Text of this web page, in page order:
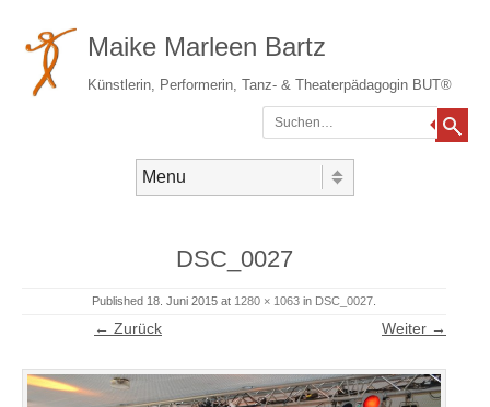
Maike Marleen Bartz
Künstlerin, Performerin, Tanz- & Theaterpädagogin BUT®
Suchen
DSC_0027
Published 18. Juni 2015 at 1280 × 1063 in DSC_0027
← Zurück Weiter →